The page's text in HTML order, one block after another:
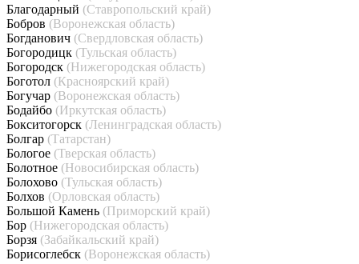
Благодарный (Ставропольский край)
Бобров (Воронежская область)
Богданович (Свердловская область)
Богородицк (Тульская область)
Богородск (Нижегородская область)
Боготол (Красноярский край)
Богучар (Воронежская область)
Бодайбо (Иркутская область)
Бокситогорск (Ленинградская область)
Болгар (Татарстан)
Бологое (Тверская область)
Болотное (Новосибирская область)
Болохово (Тульская область)
Болхов (Орловская область)
Большой Камень (Приморский край)
Бор (Нижегородская область)
Борзя (Забайкальский край)
Борисоглебск (Воронежская область)